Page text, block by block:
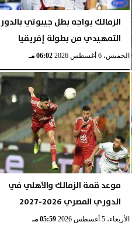
الزمالك يواجه بطل جيبوتي بالدور
التمهيدي من بطولة إفريقيا
الخميس، 6 أغسطس 2026 06:02 مـ
موعد قمة الزمالك والأهلي في
الدوري المصري 2026-2027
الأربعاء، 5 أغسطس 2026 05:59 مـ